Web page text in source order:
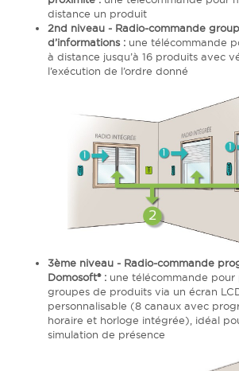
distance un produit
2nd niveau - Radio-commande
d’informations : une télécommande
à distance jusqu’à 16 produits avec
l’exécution de l’ordre donné
3ème niveau - Radio-commande
Domosoft® : une télécommande pour
groupes de produits via un écran
personnalisable (8 canaux avec
horaire et horloge intégrée), idéal
simulation de présence